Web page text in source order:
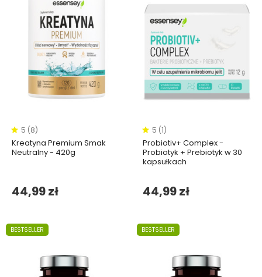
5 (8)
Kreatyna Premium Smak
Neutralny - 420g
44,99 zł
5 (1)
Probiotiv+ Complex -
Probiotyk + Prebiotyk w 30
kapsułkach
44,99 zł
BESTSELLER BESTSELLER